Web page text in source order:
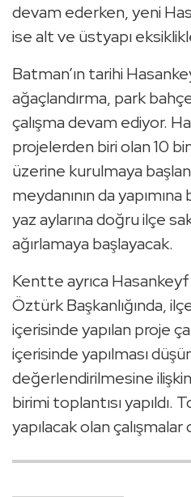
devam ederken, yeni
ise alt ve üstyapı
Batman’ın tarihi
ağaçlandırma, park
çalışma devam ediyor.
projelerden biri olan 10
üzerine kurulmaya
meydanının da
yaz aylarına doğru ilçe
ağırlamaya başlayacak.
Kentte ayrıca
Öztürk Başkanlığında,
içerisinde yapılan proje
içerisinde yapılması
değerlendirilmesine
birimi toplantısı yapıldı.
yapılacak olan